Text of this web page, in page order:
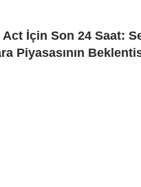
Act İçin Son 24 Saat:
Piyasasının